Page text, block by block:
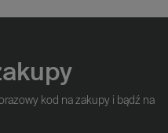
kod na zakupy i bądź na